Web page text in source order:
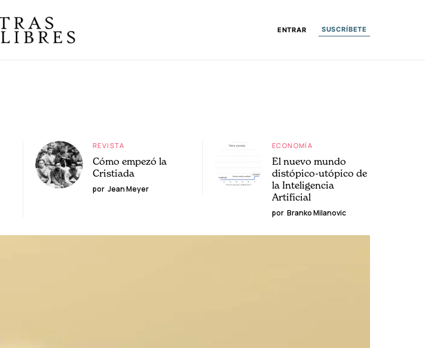
ENTRAR SUSCRÍBETE
REVISTA
Cómo empezó la
Cristiada
por Jean Meyer
ECONOMÍA
El nuevo mundo
distópico-utópico de
la Inteligencia
Artificial
por Branko Milanovic